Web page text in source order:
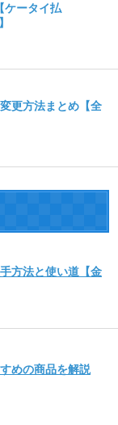
ケータイ払
更方法まとめ【全
方法と使い道【金
めの商品を解説